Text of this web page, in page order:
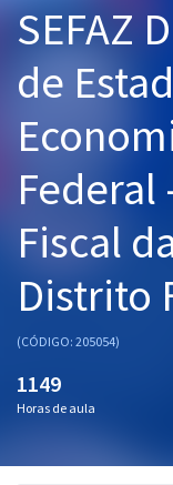
Cursos 20% OFF
Pós
Graduação
OAB
Mentorias
Questões grátis
Aprovados
SEFAZ
de
Fiscal
Distrito
(CÓDIGO: 205054)
1149
Horas de aula